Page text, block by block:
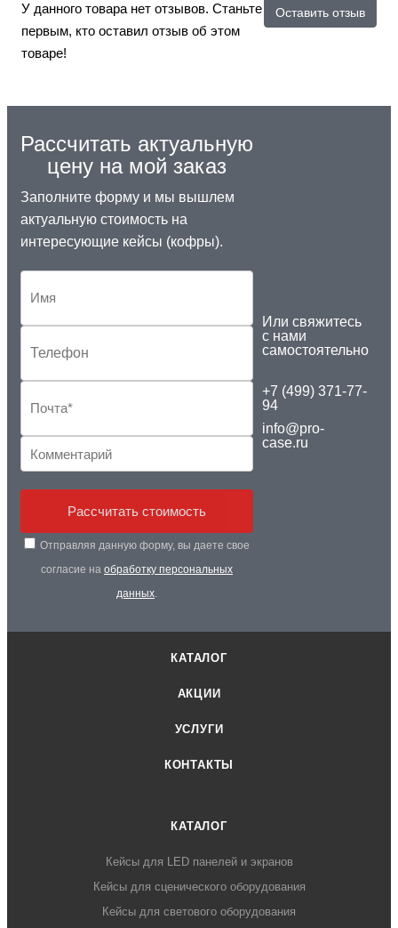
Оставить отзыв
У данного товара нет отзывов. Станьте
первым, кто оставил отзыв об этом
товаре!
Рассчитать актуальную
цену на мой заказ
Заполните форму и мы вышлем
актуальную стоимость на
интересующие кейсы (кофры).
Рассчитать стоимость
Отправляя данную форму, вы даете свое
согласие на обработку персональных
данных.
Или свяжитесь
с нами
самостоятельно
+7 (499) 371-77-
94
info@pro-
case.ru
КАТАЛОГ
АКЦИИ
УСЛУГИ
КОНТАКТЫ
КАТАЛОГ
Кейсы для LED панелей и экранов
Кейсы для сценического оборудования
Кейсы для светового оборудования